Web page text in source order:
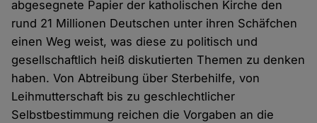
abgesegnete Papier der katholischen Kirche den
rund 21 Millionen Deutschen unter ihren Schäfchen
einen Weg weist, was diese zu politisch und
gesellschaftlich heiß diskutierten Themen zu denken
haben. Von Abtreibung über Sterbehilfe, von
Leihmutterschaft bis zu geschlechtlicher
Selbstbestimmung reichen die Vorgaben an die